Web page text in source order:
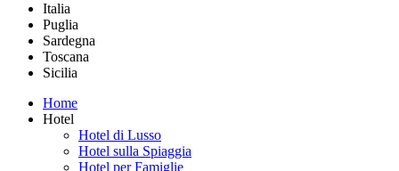
Italia
Puglia
Sardegna
Toscana
Sicilia
Home
Hotel
Hotel di Lusso
Hotel sulla Spiaggia
Hotel per Famiglie